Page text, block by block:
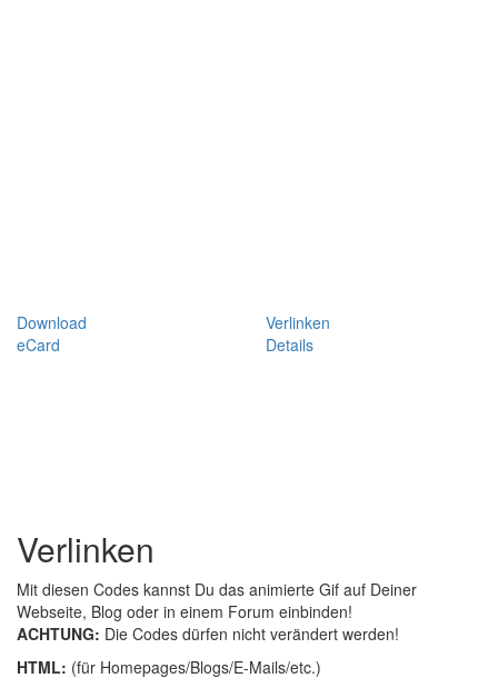
Download
Verlinken
eCard
Details
Verlinken
Mit diesen Codes kannst Du das animierte Gif auf Deiner
Webseite, Blog oder in einem Forum einbinden!
ACHTUNG: Die Codes dürfen nicht verändert werden!
HTML: (für Homepages/Blogs/E-Mails/etc.)